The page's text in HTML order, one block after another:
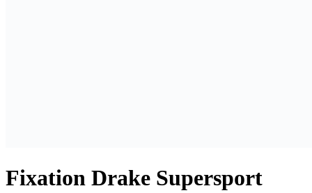
Fixation Drake Supersport